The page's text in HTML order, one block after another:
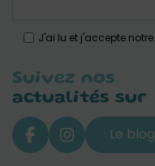
J'ai lu et j'accepte notre
Suivez nos
actualités sur
Le blog